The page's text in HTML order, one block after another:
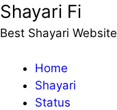
Shayari Fi
Best Shayari Website
Home
Shayari
Status